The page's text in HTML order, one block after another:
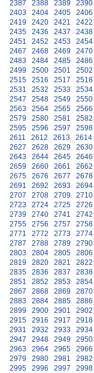
2387
2388 2389 2390
2403
2404 2405 2406
2419
2420 2421 2422
2435
2436 2437 2438
2451
2452 2453 2454
2467
2468 2469 2470
2483
2484 2485 2486
2499
2500 2501 2502
2515
2516 2517 2518
2531
2532 2533 2534
2547
2548 2549 2550
2563
2564 2565 2566
2579
2580 2581 2582
2595
2596 2597 2598
2611
2612 2613 2614
2627
2628 2629 2630
2643
2644 2645 2646
2659
2660 2661 2662
2675
2676 2677 2678
2691
2692 2693 2694
2707
2708 2709 2710
2723
2724 2725 2726
2739
2740 2741 2742
2755
2756 2757 2758
2771
2772 2773 2774
2787
2788 2789 2790
2803
2804 2805 2806
2819
2820 2821 2822
2835
2836 2837 2838
2851
2852 2853 2854
2867
2868 2869 2870
2883
2884 2885 2886
2899
2900 2901 2902
2915
2916 2917 2918
2931
2932 2933 2934
2947
2948 2949 2950
2963
2964 2965 2966
2979
2980 2981 2982
2995
2996 2997 2998